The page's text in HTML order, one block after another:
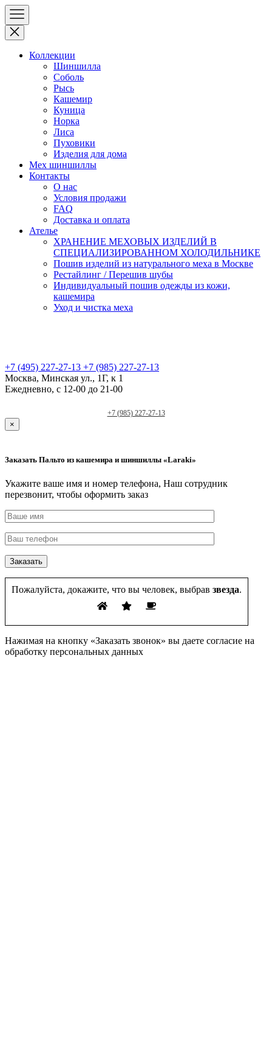
Коллекции
Шиншилла
Соболь
Рысь
Кашемир
Куница
Норка
Лиса
Пуховики
Изделия для дома
Мех шиншиллы
Контакты
О нас
Условия продажи
FAQ
Доставка и оплата
Ателье
ХРАНЕНИЕ МЕХОВЫХ ИЗДЕЛИЙ В
СПЕЦИАЛИЗИРОВАННОМ ХОЛОДИЛЬНИКЕ
Пошив изделий из натурального меха в Москве
Рестайлинг / Перешив шубы
Индивидуальный пошив одежды из кожи,
кашемира
Уход и чистка меха
+7 (495) 227-27-13 +7 (985) 227-27-13
Москва, Минская ул., 1Г, к 1
Ежедневно, с 12-00 до 21-00
+7 (985) 227-27-13
×
Заказать Пальто из кашемира и шиншиллы «Laraki»
Укажите ваше имя и номер телефона, Наш сотрудник
перезвонит, чтобы оформить заказ
Пожалуйста, докажите, что вы человек, выбрав звезда.
Нажимая на кнопку «Заказать звонок» вы даете согласие на
обработку персональных данных